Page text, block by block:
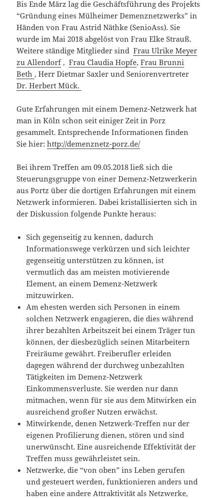
Bis Ende März lag die Geschäftsführung des Projekts
“Gründung eines Mülheimer Demenznetzwerks” in
Händen von Frau Astrid Näthke (SenioAss). Sie
wurde im Mai 2018 abgelöst von Frau Elke Strauß.
Weitere ständige Mitglieder sindFrau Ulrike Meyer
zu Allendorf,Frau Claudia Hopfe,Frau Brunni
Beth , Herr Dietmar Saxler und Seniorenvertreter
Dr. Herbert Mück.
Gute Erfahrungen mit einem Demenz-Netzwerk hat
man in Köln schon seit einiger Zeit in Porz
gesammelt. Entsprechende Informationen finden
Sie hier:http://demenznetz-porz.de/
Bei ihrem Treffen am 09.05.2018 ließ sich die
Steuerungsgruppe von einer Demenz-Netzwerkerin
aus Portz über die dortigen Erfahrungen mit einem
Netzwerk informieren. Dabei kristallisierten sich in
der Diskussion folgende Punkte heraus:
Sich gegenseitig zu kennen, dadurch
Informationswege verkürzen und sich leichter
gegenseitig unterstützen zu können, ist
vermutlich das am meisten motivierende
Element, an einem Demenz-Netzwerk
mitzuwirken.
Am ehesten werden sich Personen in einem
solchen Netzwerk engagieren, die dies während
ihrer bezahlten Arbeitszeit bei einem Träger tun
können, der diesbezüglich seinen Mitarbeitern
Freiräume gewährt. Freiberufler erleiden
dagegen während der durchweg unbezahlten
Tätigkeiten im Demenz-Netzwerk
Einkommensverluste. Sie werden nur dann
mitmachen, wenn für sie aus dem Mitwirken ein
ausreichend großer Nutzen erwächst.
Mitwirkende, denen Netzwerk-Treffen nur der
eigenen Profilierung dienen, stören und sind
unerwünscht. Eine ausreichende Effektivität der
Treffen muss gewährleistet sein.
Netzwerke, die “von oben” ins Leben gerufen
und gesteuert werden, funktionieren anders und
haben eine andere Attraktivität als Netzwerke,